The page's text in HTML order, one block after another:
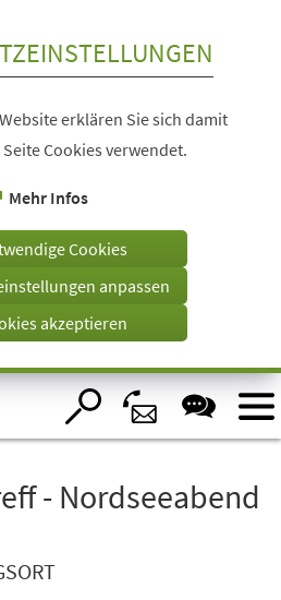
erklären Sie sich damit
Cookies verwendet.
Mehr Infos
Cookies
anpassen
akzeptieren
- Nordseeabend